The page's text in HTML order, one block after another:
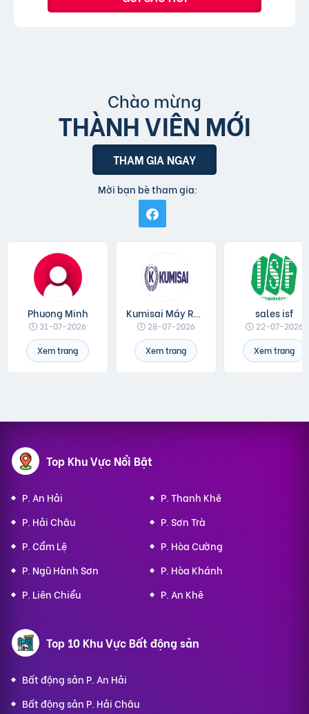
Chào mừng
THÀNH VIÊN MỚI
THAM GIA NGAY
Mời bạn bè tham gia:
Phuong Minh
31-07-2026
Xem trang
Kumisai Máy Rửa Xe
28-07-2026
Xem trang
sales isf
22-07-2026
Xem trang
Top Khu Vực Nổi Bật
P. An Hải
P. Thanh Khê
P. Hải Châu
P. Sơn Trà
P. Cẩm Lệ
P. Hòa Cường
P. Ngũ Hành Sơn
P. Hòa Khánh
P. Liên Chiểu
P. An Khê
Top 10 Khu Vực Bất động sản
Bất động sản P. An Hải
Bất động sản P. Hải Châu